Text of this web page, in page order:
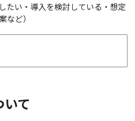
たい・導入を検討している・想定
など）
いて